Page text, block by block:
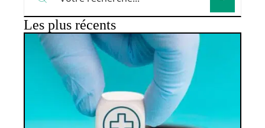
Les plus récents